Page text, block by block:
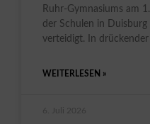
Ruhr-Gymnasiums am
der Schulen in
verteidigt. In drückender
WEITERLESEN »
6. Juli 2026